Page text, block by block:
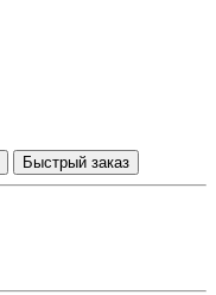
Быстрый заказ